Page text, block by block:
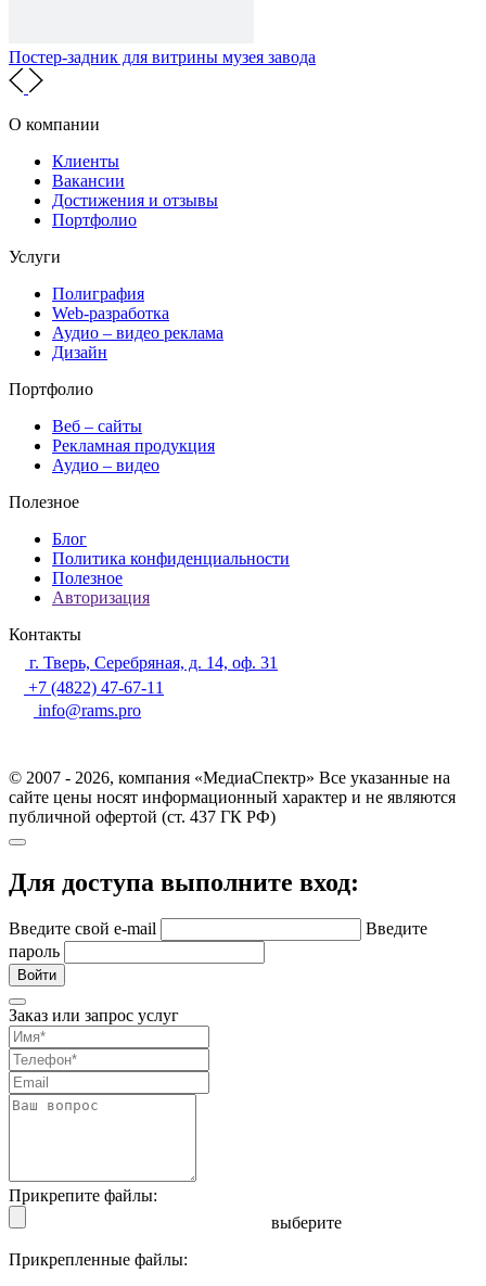
Постер-задник для витрины музея завода
О компании
Клиенты
Вакансии
Достижения и отзывы
Портфолио
Услуги
Полиграфия
Web-разработка
Аудио – видео реклама
Дизайн
Портфолио
Веб – сайты
Рекламная продукция
Аудио – видео
Полезное
Блог
Политика конфиденциальности
Полезное
Авторизация
Контакты
г. Тверь, Серебряная, д. 14, оф. 31
+7 (4822) 47-67-11
info@rams.pro
© 2007 - 2026, компания «МедиаСпектр» Все указанные на
сайте цены носят информационный характер и не являются
публичной офертой (ст. 437 ГК РФ)
Для доступа выполните вход:
Введите свой e-mail
Введите
пароль
Войти
Заказ или запрос услуг
Прикрепите файлы:
выберите
Прикрепленные файлы: